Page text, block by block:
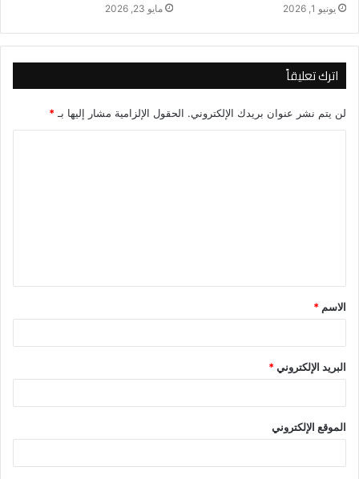
يونيو 1, 2026 مايو 23, 2026
اترك تعليقاً
لن يتم نشر عنوان بريدك الإلكتروني. الحقول الإلزامية مشار إليها بـ *
ق
*
الاسم *
البريد الإلكتروني*
الموقع الإلكتروني